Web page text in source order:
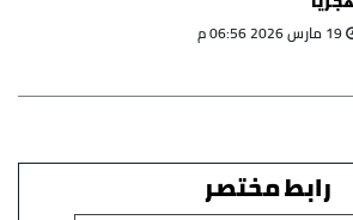
19 مارس 2026 06:56 م
رابط مختصر